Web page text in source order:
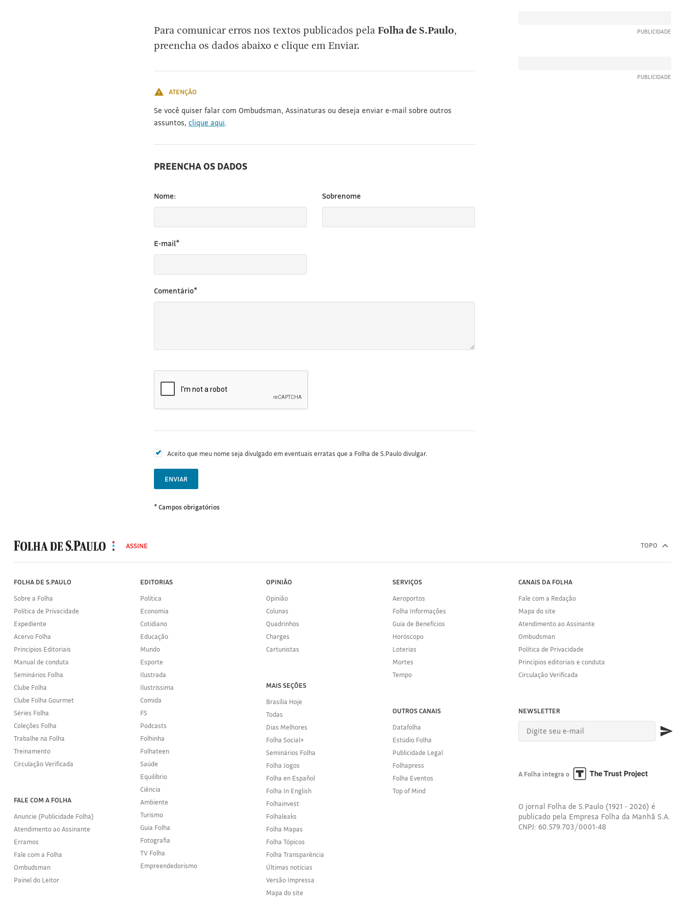
Para comunicar erros nos textos publicados pelaFolha de S.Paulo,
preencha os dados abaixo e clique em Enviar.
ATENÇÃO
Se você quiser falar com Ombudsman, Assinaturas ou deseja enviar e-mail sobre outros
assuntos, clique aqui.
PREENCHA OS DADOS
Nome: Sobrenome
E-mail*
Comentário*
Aceito que meu nome seja divulgado em eventuais erratas que a Folha de S.Paulo divulgar.
ENVIAR
* Campos obrigatórios
Folha
de
S.Paulo
ASSINE TOPO
FOLHA DE S.PAULO
Sobre a Folha
Política de Privacidade
Expediente
Acervo Folha
Princípios Editoriais
Manual de conduta
Seminários Folha
Clube Folha
Clube Folha Gourmet
Séries Folha
Coleções Folha
Trabalhe na Folha
Treinamento
Circulação Verificada
FALE COM A FOLHA
Anuncie (Publicidade Folha)
Atendimento ao Assinante
Erramos
Fale com a Folha
Ombudsman
Painel do Leitor
EDITORIAS
Política
Economia
Cotidiano
Educação
Mundo
Esporte
Ilustrada
Ilustríssima
Comida
F5
Podcasts
Folhinha
Folhateen
Saúde
Equilíbrio
Ciência
Ambiente
Turismo
Guia Folha
Fotografia
TV Folha
Empreendedorismo
OPINIÃO
Opinião
Colunas
Quadrinhos
Charges
Cartunistas
MAIS SEÇÕES
Brasília Hoje
Todas
Dias Melhores
Folha Social+
Seminários Folha
Folha Jogos
Folha en Español
Folha In English
Folhainvest
Folhaleaks
Folha Mapas
Folha Tópicos
Folha Transparência
Últimas notícias
Versão Impressa
Mapa do site
SERVIÇOS
Aeroportos
Folha Informações
Guia de Benefícios
Horóscopo
Loterias
Mortes
Tempo
OUTROS CANAIS
Datafolha
Estúdio Folha
Publicidade Legal
Folhapress
Folha Eventos
Top of Mind
CANAIS DA FOLHA
Fale com a Redação
Mapa do site
Atendimento ao Assinante
Ombudsman
Política de Privacidade
Princípios editoriais e conduta
Circulação Verificada
NEWSLETTER
A Folha integra o
O jornal Folha de S.Paulo (1921 - 2026) é
publicado pela Empresa Folha da Manhã S.A.
CNPJ: 60.579.703/0001-48